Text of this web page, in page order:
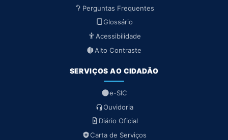
Perguntas Frequentes
Glossário
Acessibilidade
Alto Contraste
SERVIÇOS AO CIDADÃO
e-SIC
Ouvidoria
Diário Oficial
Carta de Serviços